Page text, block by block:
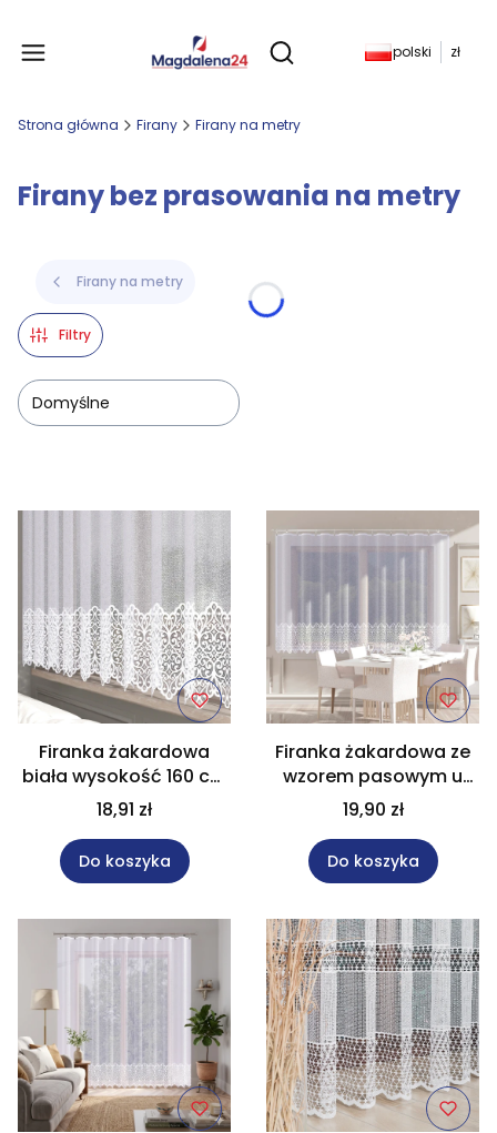
Otwórz wyszukiwarkę
Produkty w
polski zł
Strona główna Firany Firany na metry
Firany bez prasowania na metry
Firany na metry
Filtry
Domyślne
Firanka żakardowa
biała wysokość 160 cm
– wzór pasowy 019470
18,91 zł
Do koszyka
Firanka żakardowa ze
wzorem pasowym u
dołu wysokość 180 cm
019470
19,90 zł
Do koszyka